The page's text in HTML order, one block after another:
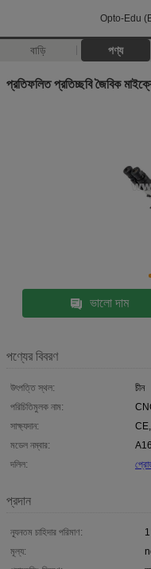
Opto-Edu
বাড়ি পণ্য
প্রতিফলিত প্রতিচ্ছবি জৈবিক
ভালো দাম
পণ্যের বিবরণ
উৎপত্তি স্থল:
চীন
পরিচিতিমুলক নাম:
সাক্ষ্যদান:
মডেল নম্বার:
দলিল:
প্রদান
ন্যূনতম চাহিদার পরিমাণ:
1
মূল্য: